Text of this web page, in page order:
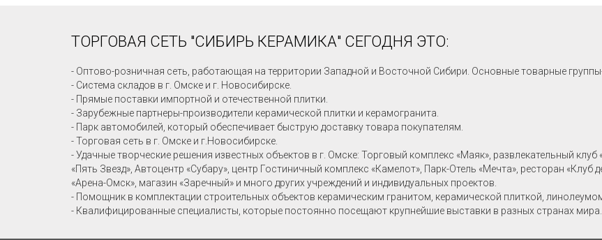
ТОРГОВАЯ СЕТЬ "СИБИРЬ КЕРАМИКА" СЕГОДНЯ ЭТО:
- Оптово-розничная сеть, работающая на территории Западной и Восточной Сибири. Основные товарные
- Система складов в г. Омске и г. Новосибирске.
- Прямые поставки импортной и отечественной плитки.
- Зарубежные партнеры-производители керамической плитки и керамогранита.
- Парк автомобилей, который обеспечивает быструю доставку товара покупателям.
- Торговая сеть в г. Омске и г.Новосибирске.
- Удачные творческие решения известных объектов в г. Омске: Торговый комплекс «Маяк», развлекательный
«Пять Звезд», Автоцентр «Субару», центр Гостиничный комплекс «Камелот», Парк-Отель «Мечта», ресторан
«Арена-Омск», магазин «Заречный» и много других учреждений и индивидуальных проектов.
- Помощник в комплектации строительных объектов керамическим гранитом, керамической плиткой,
- Квалифицированные специалисты, которые постоянно посещают крупнейшие выставки в разных странах мира.